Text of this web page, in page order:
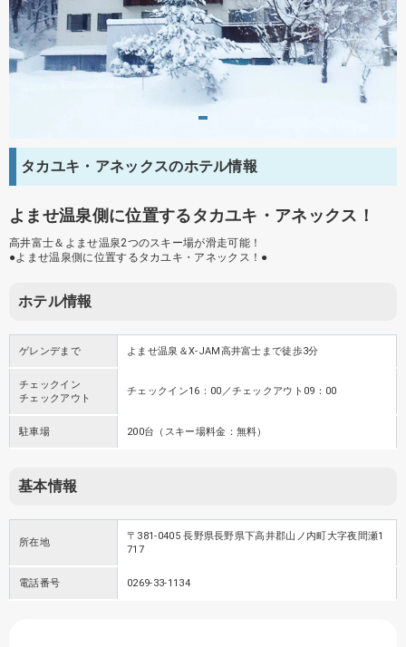
タカユキ・アネックスのホテル情報
よませ温泉側に位置するタカユキ・アネックス！
高井富士＆よませ温泉2つのスキー場が滑走可能！
●よませ温泉側に位置するタカユキ・アネックス！●
ホテル情報
ゲレンデまで よませ温泉＆X-JAM高井富士まで徒歩3分
チェックイン
チェックアウト
チェックイン16：00／チェックアウト09：00
駐車場 200台（スキー場料金：無料）
基本情報
所在地
〒381-0405 長野県長野県下高井郡山ノ内町大字夜間瀬1
717
電話番号 0269-33-1134